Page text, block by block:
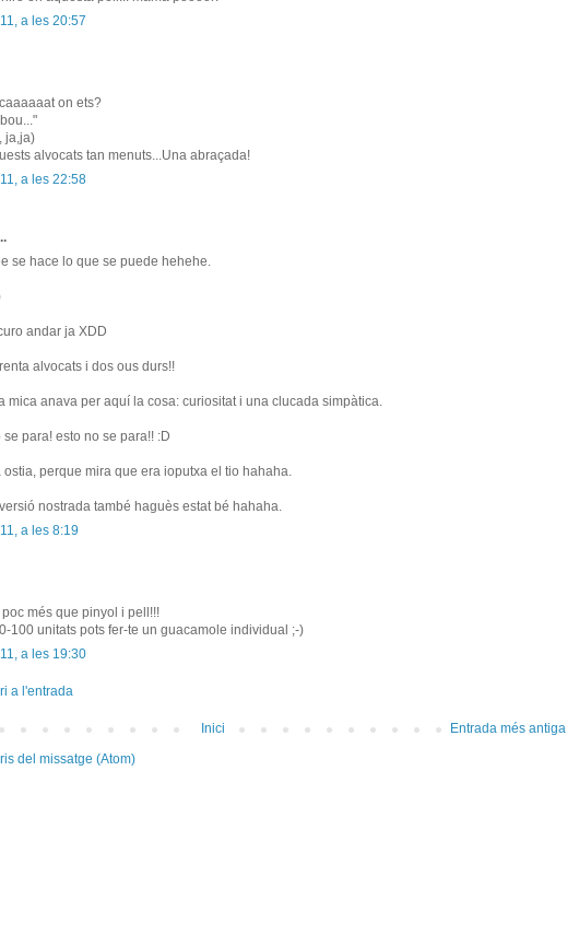
a les 20:57
on ets?
ja,ja)
alvocats tan menuts...Una abraçada!
a les 22:58
se hace lo que se puede hehehe.
andar ja XDD
alvocats i dos ous durs!!
mica anava per aquí la cosa: curiositat i una clucada simpàtica.
para! esto no se para!! :D
ostia, perque mira que era ioputxa el tio hahaha.
nostrada també haguès estat bé hahaha.
a les 8:19
més que pinyol i pell!!!
100 unitats pots fer-te un guacamole individual ;-)
a les 19:30
a l'entrada
Entrada més antiga
Inici
del missatge (Atom)